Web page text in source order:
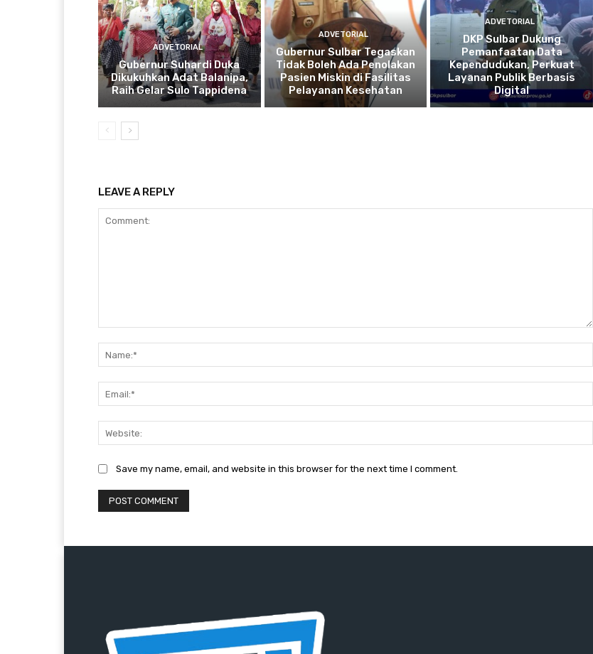
ADVETORIAL
Gubernur Suhardi Duka
Dikukuhkan Adat Balanipa,
Raih Gelar Sulo Tappidena
ADVETORIAL
Gubernur Sulbar Tegaskan
Tidak Boleh Ada Penolakan
Pasien Miskin di Fasilitas
Pelayanan Kesehatan
ADVETORIAL
DKP Sulbar Dukung
Pemanfaatan Data
Kependudukan, Perkuat
Layanan Publik Berbasis
Digital
LEAVE A REPLY
Save my name, email, and website in this browser for the next time I comment.